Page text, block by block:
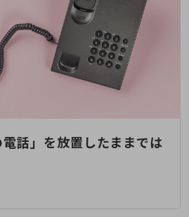
課題を
サイト
ト！話」を放置したままでは